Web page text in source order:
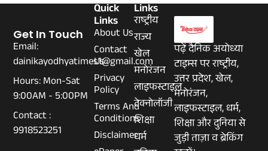
पढ़ें दैनिक अयोध्या
टाइम्स पर राष्ट्रीय,
उत्तर प्रदेश, खेल,
मनोरंजन,
लाइफस्टाइल, धर्म,
शिक्षा और दुनिया से
जुड़ी ताज़ा व ब्रेकिंग
Links
राष्ट्रीय
राज्य
खेल
मनोरंजन
लाइफस्टाइल
टेक्नोलॉजी
शिक्षा
धर्म
Quick
Links
About Us
Contact
Us
Privacy
Policy
Terms And
Conditions
Disclaimer
Get In Touch
Email:
dainikayodhyatimes1@gmail.com
Hours: Mon-Sat
9:00AM - 5:00PM
Contact :
9918523251